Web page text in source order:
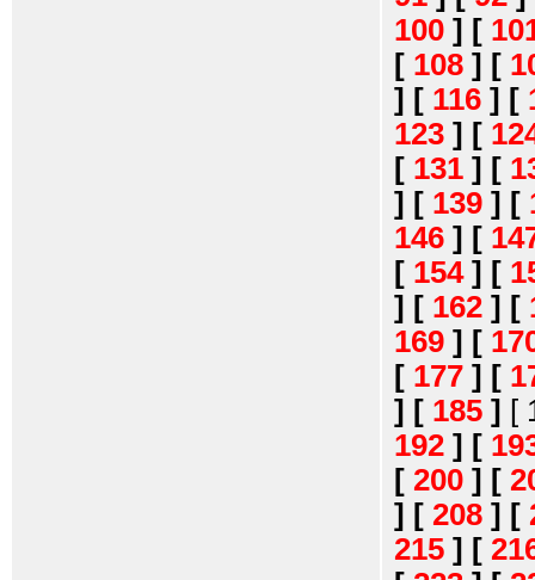
100 ] [
[ 108 ] [
] [ 116 ] [
123 ] [
[ 131 ] [
] [ 139 ] [
146 ] [
[ 154] [
] [ 162 ] [
169 ] [
[ 177 ] [
] [ 185 ] [
192 ] [
[ 200 ] [
] [ 208 ] [
215 ] [